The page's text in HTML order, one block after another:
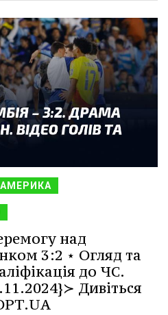
АМЕРИКА
над
3:2 ⋆ Огляд та
до ЧС.
Дивіться